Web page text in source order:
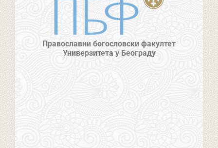
Православни богословски факултет
Универзитета у Београду